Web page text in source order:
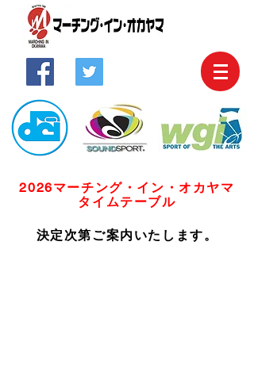
2026マーチング・イン・オカヤマ
​タイムテーブル
​決定次第ご案内いたします。